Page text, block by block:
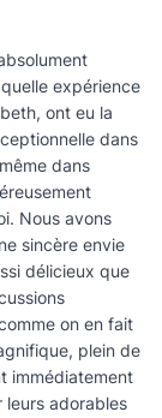
expérience
ont eu la
dans
dans
Nous avons
sincère envie
délicieux que
on en fait
plein de
immédiatement
leurs adorables